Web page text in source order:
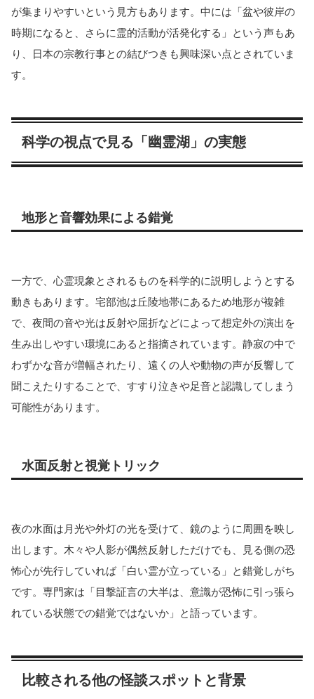
が集まりやすいという見方もあります。中には「盆や彼岸の
時期になると、さらに霊的活動が活発化する」という声もあ
り、日本の宗教行事との結びつきも興味深い点とされていま
す。
科学の視点で見る「幽霊湖」の実態
地形と音響効果による錯覚
一方で、心霊現象とされるものを科学的に説明しようとする
動きもあります。宅部池は丘陵地帯にあるため地形が複雑
で、夜間の音や光は反射や屈折などによって想定外の演出を
生み出しやすい環境にあると指摘されています。静寂の中で
わずかな音が増幅されたり、遠くの人や動物の声が反響して
聞こえたりすることで、すすり泣きや足音と認識してしまう
可能性があります。
水面反射と視覚トリック
夜の水面は月光や外灯の光を受けて、鏡のように周囲を映し
出します。木々や人影が偶然反射しただけでも、見る側の恐
怖心が先行していれば「白い霊が立っている」と錯覚しがち
です。専門家は「目撃証言の大半は、意識が恐怖に引っ張ら
れている状態での錯覚ではないか」と語っています。
比較される他の怪談スポットと背景